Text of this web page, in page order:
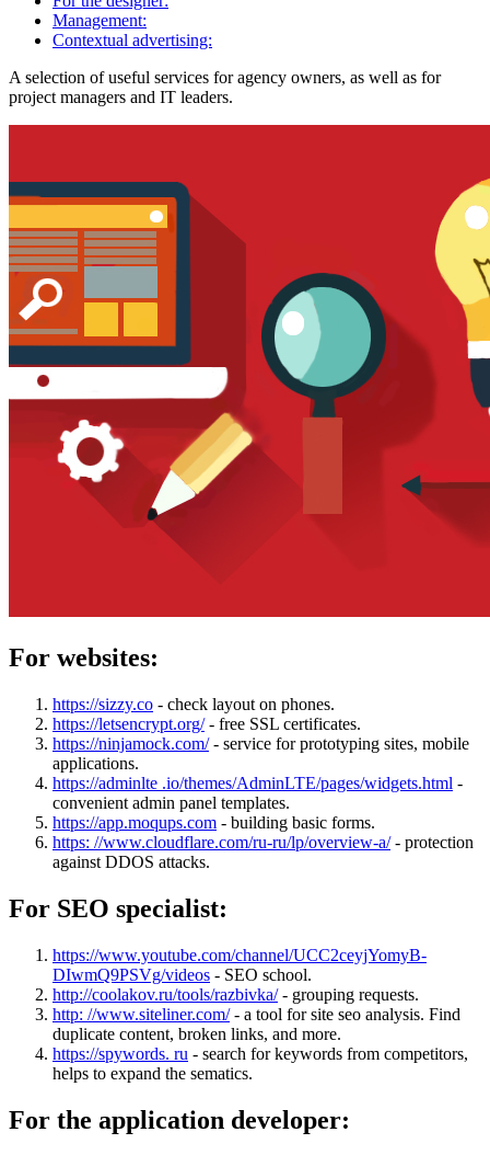
Management:
Contextual advertising:
A selection of useful services for agency owners, as well as for
project managers and IT leaders.
For websites:
https://sizzy.co - check layout on phones.
https://letsencrypt.org/- free SSL certificates.
https://ninjamock.com/- service for prototyping sites, mobile
applications.
https://adminlte .io/themes/AdminLTE/pages/widgets.html -
convenient admin panel templates.
https://app.moqups.com - building basic forms.
https: //www.cloudflare.com/ru-ru/lp/overview-a/- protection
against DDOS attacks.
For SEO specialist:
https://www.youtube.com/channel/UCC2ceyjYomyB-
DIwmQ9PSVg/videos - SEO school.
http://coolakov.ru/tools/razbivka/- grouping requests.
http: //www.siteliner.com/- a tool for site seo analysis. Find
duplicate content, broken links, and more.
https://spywords. ru - search for keywords from competitors,
helps to expand the sematics.
For the application developer: